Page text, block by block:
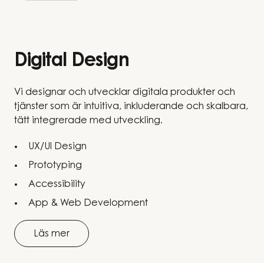
Digital Design
Vi designar och utvecklar digitala produkter och
tjänster som är intuitiva, inkluderande och skalbara,
tätt integrerade med utveckling.
UX/UI Design
Prototyping
Accessibility
App & Web Development
Läs mer